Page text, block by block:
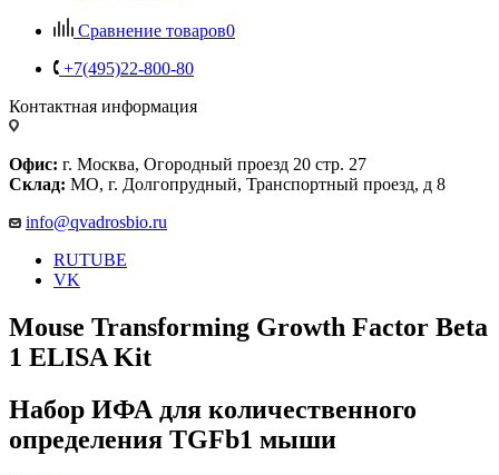
Сравнение товаров0
+7(495)22-800-80
Контактная информация
Офис: г. Москва, Огородный проезд 20 стр. 27
Склад: МО, г. Долгопрудный, Транспортный проезд, д 8
info@qvadrosbio.ru
RUTUBE
VK
Mouse Transforming Growth Factor Beta
1 ELISA Kit
Набор ИФА для количественного
определения TGFb1 мыши